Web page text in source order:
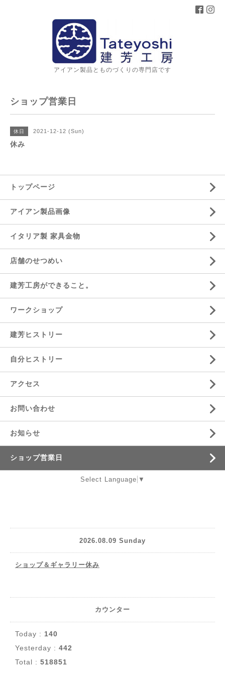
アイアン製品とものづくりの専門店です
ショップ営業日
休日 2021-12-12 (Sun)
休み
トップページ
アイアン製品画像
イタリア製 家具金物
店舗のせつめい
建芳工房ができること。
ワークショップ
建芳ヒストリー
自分ヒストリー
アクセス
お問い合わせ
お知らせ
ショップ営業日
Select Language ▼
2026.08.09 Sunday
ショップ＆ギャラリー休み
カウンター
Today : 140
Yesterday : 442
Total : 518851